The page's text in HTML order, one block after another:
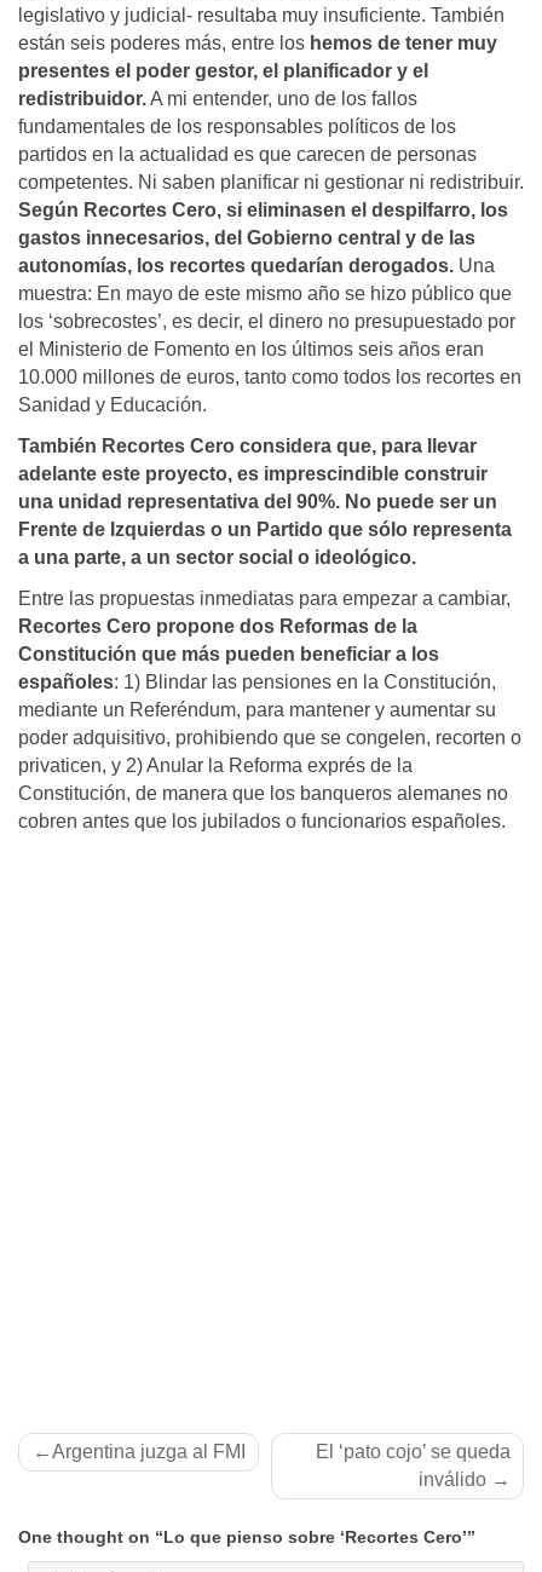
legislativo y judicial- resultaba muy insuficiente. También
están seis poderes más, entre los hemos de tener muy
presentes el poder gestor, el planificador y el
redistribuidor.A mi entender, uno de los fallos
fundamentales de los responsables políticos de los
partidos en la actualidad es que carecen de personas
competentes. Ni saben planificar ni gestionar ni redistribuir.
Según Recortes Cero, si eliminasen el despilfarro, los
gastos innecesarios, del Gobierno central y de las
autonomías, los recortes quedarían derogados. Una
muestra: En mayo de este mismo año se hizo público que
los ‘sobrecostes’, es decir, el dinero no presupuestado por
el Ministerio de Fomento en los últimos seis años eran
10.000 millones de euros, tanto como todos los recortes en
Sanidad y Educación.
También Recortes Cero considera que, para llevar
adelante este proyecto, es imprescindible construir
una unidad representativa del 90%. No puede ser un
Frente de Izquierdas o un Partido que sólo representa
a una parte, a un sector social o ideológico.
Entre las propuestas inmediatas para empezar a cambiar,
Recortes Cero propone dos Reformas de la
Constitución que más pueden beneficiar a los
españoles: 1) Blindar las pensiones en la Constitución,
mediante un Referéndum, para mantener y aumentar su
poder adquisitivo, prohibiendo que se congelen, recorten o
privaticen, y 2) Anular la Reforma exprés de la
Constitución, de manera que los banqueros alemanes no
cobren antes que los jubilados o funcionarios españoles.
Navegación
Argentina juzga al FMI
El ‘pato cojo’ se queda
inválido
One thought on “Lo que pienso sobre ‘Recortes Cero’”